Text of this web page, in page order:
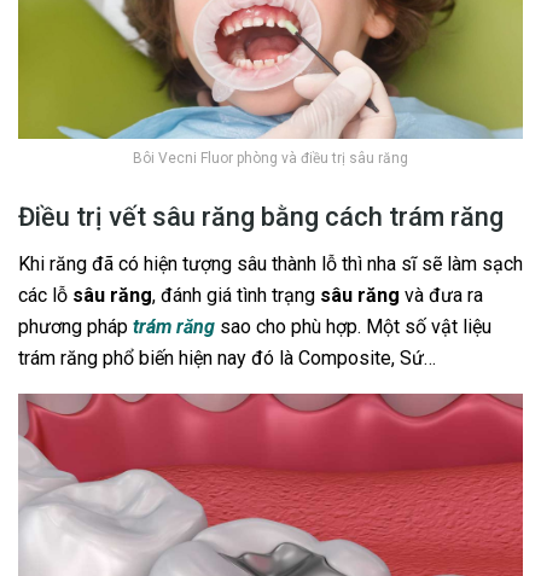
Bôi Vecni Fluor phòng và điều trị sâu răng
Điều trị vết sâu răng bằng cách trám răng
Khi răng đã có hiện tượng sâu thành lỗ thì nha sĩ sẽ làm sạch
các lỗ sâu răng, đánh giá tình trạng sâu răng và đưa ra
phương pháp trám răng sao cho phù hợp. Một số vật liệu
trám răng phổ biến hiện nay đó là Composite, Sứ…